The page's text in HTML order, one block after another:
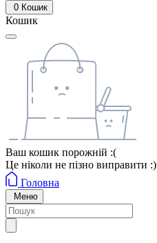
0 Кошик
Кошик
Ваш кошик порожній :(
Це ніколи не пізно виправити :)
Головна
Меню